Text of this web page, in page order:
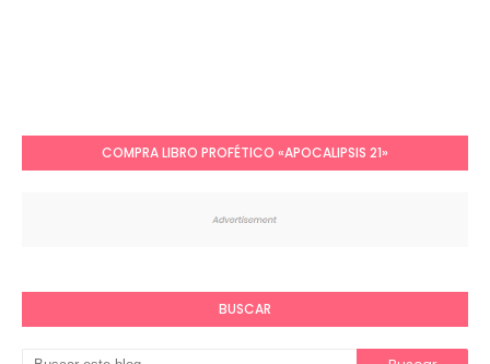
COMPRA LIBRO PROFÉTICO «APOCALIPSIS 21»
BUSCAR